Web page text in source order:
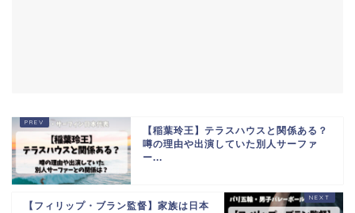
【稲葉玲王】テラスハウスと関係ある？
噂の理由や出演していた別人サーファ
ー...
【フィリップ・ブラン監督】家族は日本